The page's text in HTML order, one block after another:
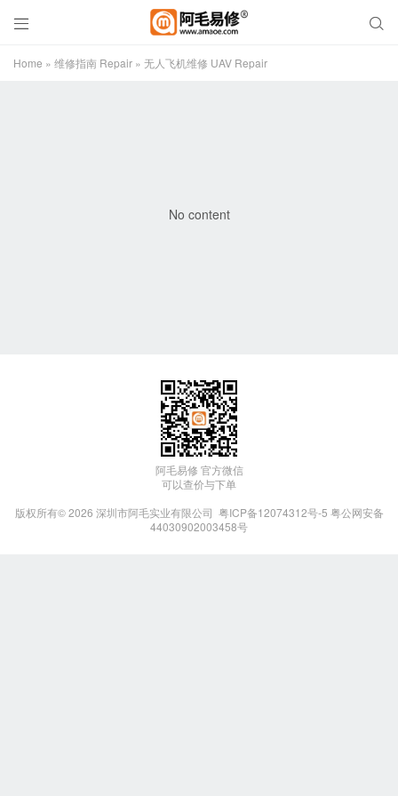


Home » 维修指南 Repair » 无人飞机维修 UAV Repair
No content
阿毛易修 官方微信
可以查价与下单
版权所有© 2026 深圳市阿毛实业有限公司 粤ICP备12074312号-5 粤公网安备
44030902003458号